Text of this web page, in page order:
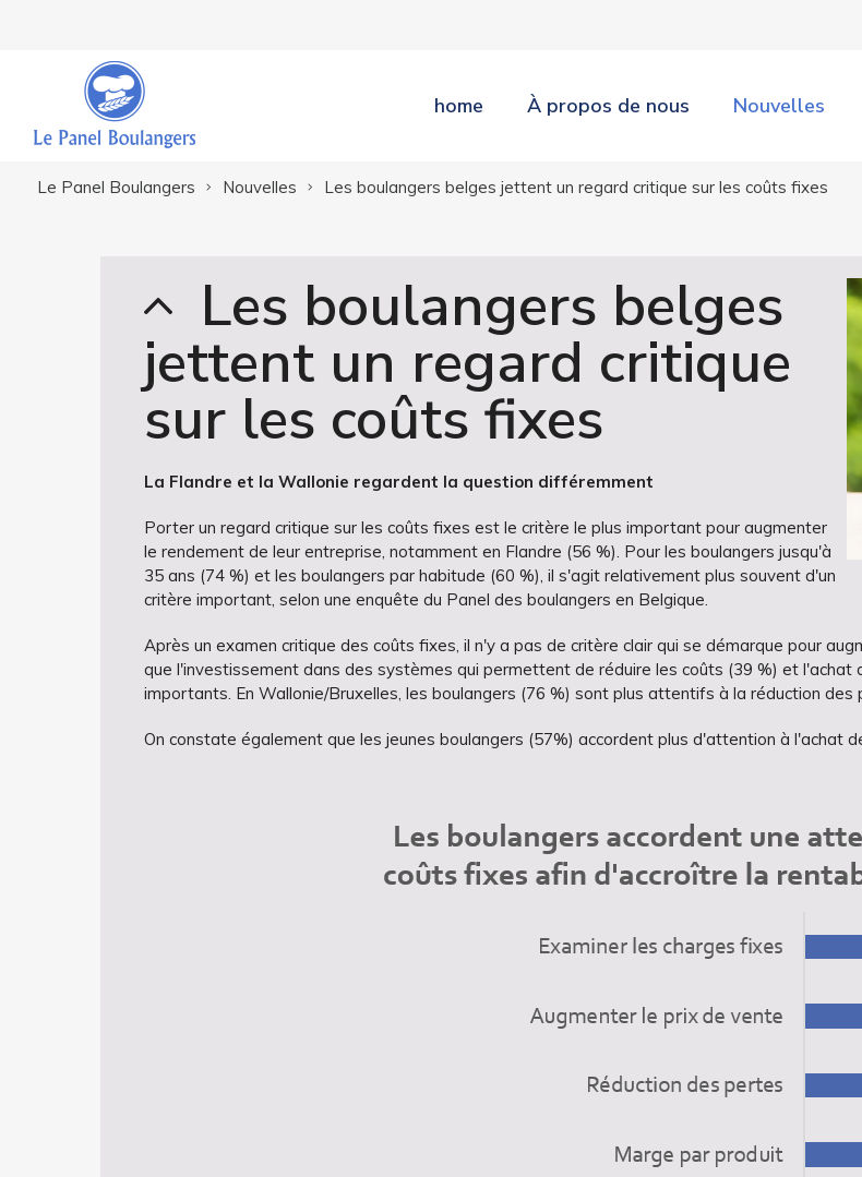
home À propos de nous Nouvelles
Le Panel Boulangers Nouvelles Les boulangers belges jettent un regard critique sur les coûts fixes
Les boulangers belges
jettent un regard critique
sur les coûts fixes
La Flandre et la Wallonie regardent la question différemment
Porter un regard critique sur les coûts fixes est le critère le plus important pour augmenter
le rendement de leur entreprise, notamment en Flandre (56 %). Pour les boulangers jusqu'à
35 ans (74 %) et les boulangers par habitude (60 %), il s'agit relativement plus souvent d'un
critère important, selon une enquête du Panel des boulangers en Belgique.
Après un examen critique des coûts fixes, il n'y a pas de critère clair qui se démarque pour
que l'investissement dans des systèmes qui permettent de réduire les coûts (39 %) et
importants. En Wallonie/Bruxelles, les boulangers (76 %) sont plus attentifs à la réduction des
On constate également que les jeunes boulangers (57%) accordent plus d'attention à l'achat